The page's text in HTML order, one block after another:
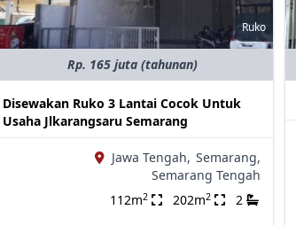
Ruko
Rp. 165 juta (tahunan)
Disewakan Ruko 3 Lantai Cocok Untuk
Usaha Jlkarangsaru Semarang
Jawa Tengah, Semarang,
Semarang Tengah
112m2 202m2 2